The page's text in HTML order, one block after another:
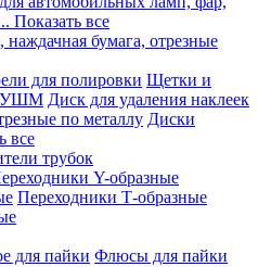
Показать все
бумага, отрезные
для полировки Щетки и
УШМ Диск для удаления наклеек
по металлу Диски
все
трубок
Y-образные
Переходники Т-образные
для пайки Флюсы для пайки